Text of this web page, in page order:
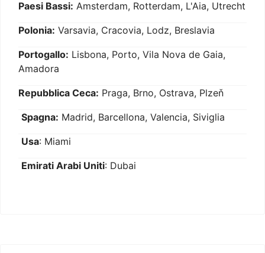
Paesi Bassi: Amsterdam, Rotterdam, L'Aia, Utrecht
Polonia: Varsavia, Cracovia, Lodz, Breslavia
Portogallo: Lisbona, Porto, Vila Nova de Gaia,
Amadora
Repubblica Ceca: Praga, Brno, Ostrava, Plzeň
Spagna: Madrid, Barcellona, Valencia, Siviglia
Usa: Miami
Emirati Arabi Uniti: Dubai